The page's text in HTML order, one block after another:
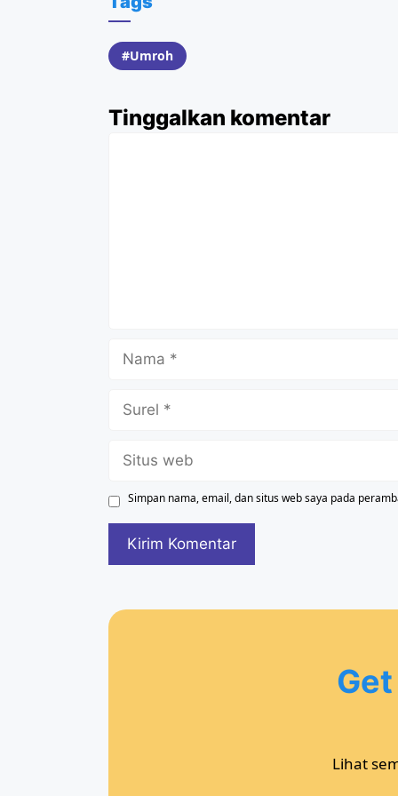
Umroh
Tinggalkan komentar
Nama
Surel
Situs
web
Simpan nama, email, dan situs web saya pada
Lihat